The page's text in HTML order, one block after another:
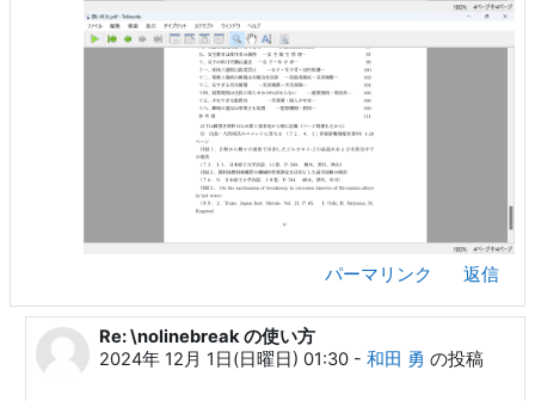
パーマリンク 返信
ueki ichiro への返信
Re: \nolinebreak の使い方
2024年 12月 1日(日曜日) 01:30- 和田 勇 の投稿